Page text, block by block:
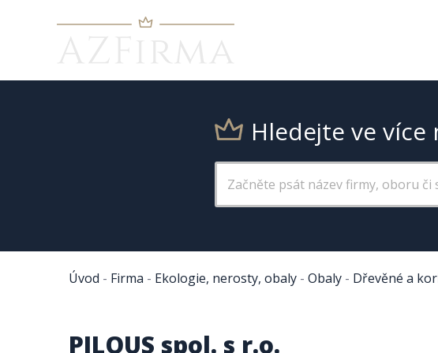
Hledejte ve více
Úvod - Firma - Ekologie, nerosty, obaly - Obaly - Dřevěné a
PILOUS spol. s r.o.